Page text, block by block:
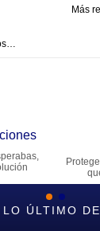
Más
LO ÚLTIMO